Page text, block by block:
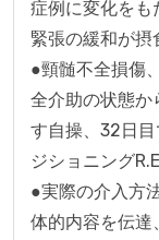
症例に変化をも
緊張の緩和が摂
●頸髄不全損傷
全介助の状態
す自操、32日
ジショニング
●実際の介入方
体的内容を伝達